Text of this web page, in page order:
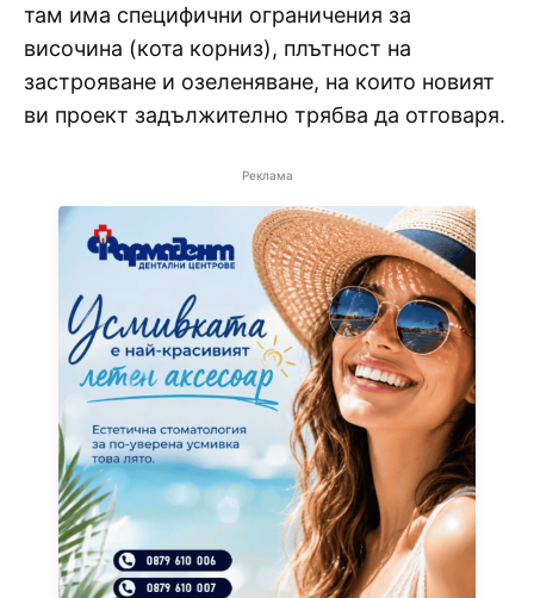
там има специфични ограничения за
височина (кота корниз), плътност на
застрояване и озеленяване, на които новият
ви проект задължително трябва да отговаря.
Реклама